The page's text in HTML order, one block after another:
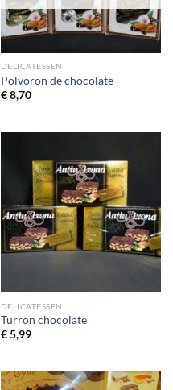
DELICATESSEN
Polvoron de chocolate
€8,70
DELICATESSEN
Turron chocolate
€5,99